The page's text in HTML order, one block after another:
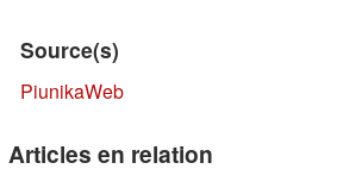
Source(s)
PiunikaWeb
Articles en relation